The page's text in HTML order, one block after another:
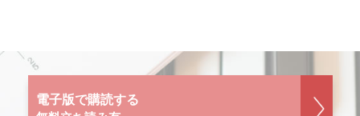
電子版で購読する